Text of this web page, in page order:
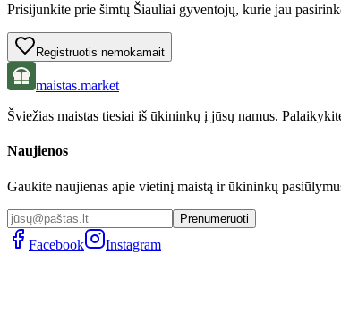
Prisijunkite prie šimtų Šiauliai gyventojų, kurie jau
Registruotis nemokamait
maistas.market
Šviežias maistas tiesiai iš ūkininkų į jūsų namus.
Naujienos
Gaukite naujienas apie vietinį maistą ir ūkininkų
Prenumeruoti
Facebook Instagram